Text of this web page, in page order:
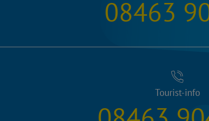
08463
Tourist-info